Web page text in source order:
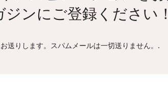
ンにご登録ください！
送りします。スパムメールは一切送りません。.